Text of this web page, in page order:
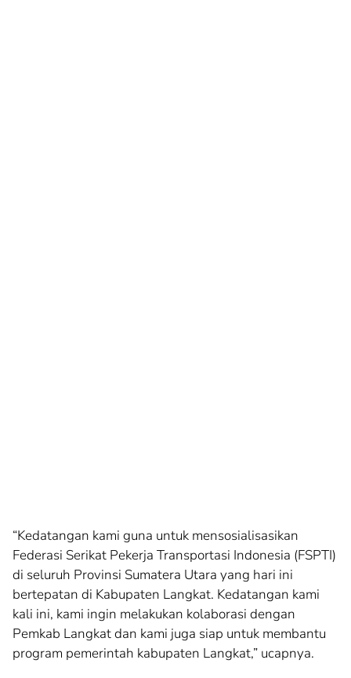
“Kedatangan kami guna untuk mensosialisasikan
Federasi Serikat Pekerja Transportasi Indonesia (FSPTI)
di seluruh Provinsi Sumatera Utara yang hari ini
bertepatan di Kabupaten Langkat. Kedatangan kami
kali ini, kami ingin melakukan kolaborasi dengan
Pemkab Langkat dan kami juga siap untuk membantu
program pemerintah kabupaten Langkat,” ucapnya.